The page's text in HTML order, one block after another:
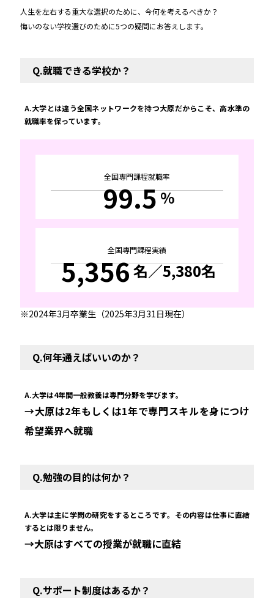
人生を左右する重大な選択のために、今何を考えるべきか？
悔いのない学校選びのために5つの疑問にお答えします。
Q.就職できる学校か？
A.大学とは違う全国ネットワークを持つ大原だからこそ、高水準の
就職率を保っています。
全国専門課程就職率
99.5%
全国専門課程実績
5,356名／5,380名
2024年3月卒業生（2025年3月31日現在）
Q.何年通えばいいのか？
A.大学は4年間一般教養は専門分野を学びます。
→大原は2年もしくは1年で専門スキルを身につけ
希望業界へ就職
Q.勉強の目的は何か？
A.大学は主に学問の研究をするところです。その内容は仕事に直結
するとは限りません。
→大原はすべての授業が就職に直結
Q.サポート制度はあるか？